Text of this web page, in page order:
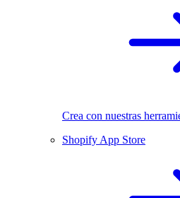
Crea con nuestras
Shopify App Store